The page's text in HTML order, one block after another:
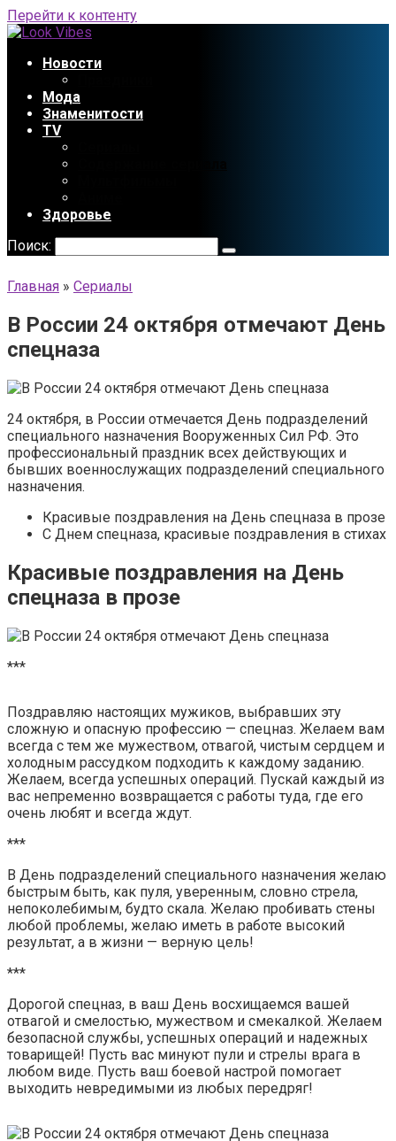
Перейти к контенту
Новости
Мода
Знаменитости
TV
Здоровье
Поиск:
Главная » Сериалы
В России 24 октября отмечают День
спецназа
24 октября, в России отмечается День подразделений
специального назначения Вооруженных Сил РФ. Это
профессиональный праздник всех действующих и
бывших военнослужащих подразделений специального
назначения.
Красивые поздравления на День спецназа в прозе
С Днем спецназа, красивые поздравления в стихах
Красивые поздравления на День
спецназа в прозе
***
Поздравляю настоящих мужиков, выбравших эту
сложную и опасную профессию — спецназ. Желаем вам
всегда с тем же мужеством, отвагой, чистым сердцем и
холодным рассудком подходить к каждому заданию.
Желаем, всегда успешных операций. Пускай каждый из
вас непременно возвращается с работы туда, где его
очень любят и всегда ждут.
***
В День подразделений специального назначения желаю
быстрым быть, как пуля, уверенным, словно стрела,
непоколебимым, будто скала. Желаю пробивать стены
любой проблемы, желаю иметь в работе высокий
результат, а в жизни — верную цель!
***
Дорогой спецназ, в ваш День восхищаемся вашей
отвагой и смелостью, мужеством и смекалкой. Желаем
безопасной службы, успешных операций и надежных
товарищей! Пусть вас минуют пули и стрелы врага в
любом виде. Пусть ваш боевой настрой помогает
выходить невредимыми из любых передряг!